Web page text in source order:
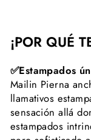
¡POR QUÉ
✅Estampados
Mailin Pierna
llamativos
sensación allá
estampados